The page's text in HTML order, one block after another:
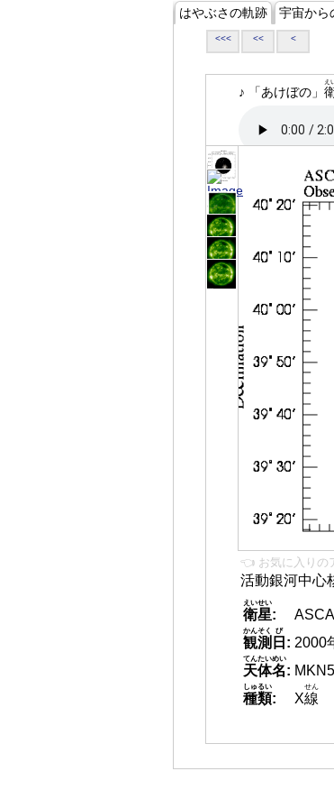
はやぶさの軌跡 宇宙から
<<< << <
♪ 「あけぼの」
え
👈 お気に入りの
活動銀河中心
衛星
えいせい
:
ASCA
観測
かんそく
日
び
: 2000
天体名
てんたいめい
:
種類
しゅるい
: X線
せん